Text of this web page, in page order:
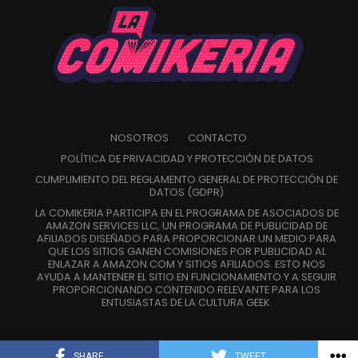
la nueva temporada, manteniendo la energía brillante y
caótica que caracteriza a la serie.
Se esperan más detalles, incluyendo un tráiler más largo y
la confirmación de más miembros del reparto, a medida
Mientras tanto, el avance promocional y el vídeo de
aniversario ofrecen mucho que los fans puedan volver
ver mientras cuentan los meses.
Siguenos en todas nuestras redes socialespara estar
enterado de lo más atractivo del mundo geek, además
suscríbete a nuestro canal deYoutube ypodcast
Pero el regreso de la saga representa mucho más que una
que marcó un antes y un después para el género de las
chicas mágicas.
NOSOTROS
CONTACTO
POLÍTICA DE PRIVACIDAD Y PROTECCIÓN DE DATOS
CUMPLIMIENTO DEL REGLAMENTO GENERAL DE PROTECCIÓN DE
DATOS (GDPR)
LA COMIKERIA PARTICIPA EN EL PROGRAMA DE ASOCIADOS DE
AMAZON SERVICES LLC, UN PROGRAMA DE PUBLICIDAD DE
AFILIADOS DISEÑADO PARA PROPORCIONAR UN MEDIO PARA
QUE LOS SITIOS GANEN COMISIONES POR PUBLICIDAD AL
ENLAZAR A AMAZON.COM Y SITIOS AFILIADOS. ESTO NOS
AYUDA A MANTENER EL SITIO EN FUNCIONAMIENTO Y A SEGUIR
PROPORCIONANDO CONTENIDO RELEVANTE PARA LOS
ENTUSIASTAS DE LA CULTURA GEEK.